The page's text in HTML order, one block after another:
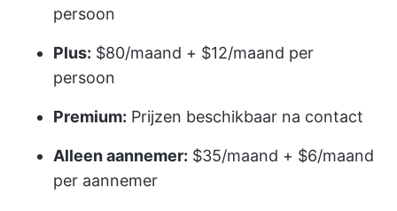
persoon
Plus: $80/maand + $12/maand per
persoon
Premium: Prijzen beschikbaar na contact
Alleen aannemer: $35/maand + $6/maand
per aannemer